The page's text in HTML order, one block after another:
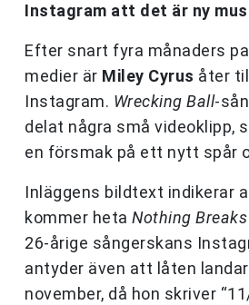
Instagram att det är ny
Efter snart fyra månaders
medier är Miley Cyrus åter
Instagram. Wrecking Ball-
delat några små videoklipp,
en försmak på ett nytt spår
Inläggens bildtext indikerar
kommer heta Nothing
26-årige sångerskans
antyder även att låten
november, då hon skriver